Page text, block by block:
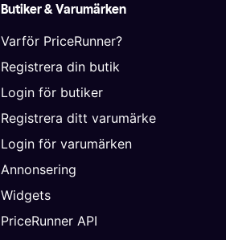
Butiker & Varumärken
Varför PriceRunner?
Registrera din butik
Login för butiker
Registrera ditt varumärke
Login för varumärken
Annonsering
Widgets
PriceRunner API